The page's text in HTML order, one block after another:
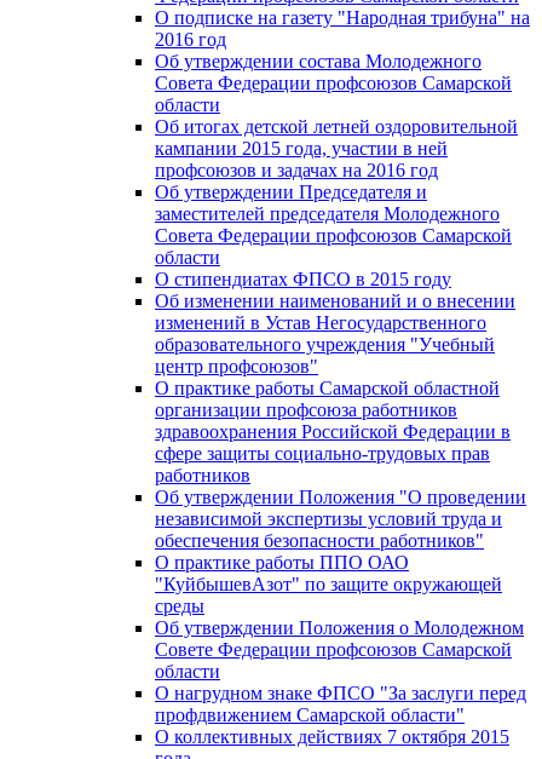
О подписке на газету "Народная трибуна" на
2016 год
Об утверждении состава Молодежного
Совета Федерации профсоюзов Самарской
области
Об итогах детской летней оздоровительной
кампании 2015 года, участии в ней
профсоюзов и задачах на 2016 год
Об утверждении Председателя и
заместителей председателя Молодежного
Совета Федерации профсоюзов Самарской
области
О стипендиатах ФПСО в 2015 году
Об изменении наименований и о внесении
изменений в Устав Негосударственного
образовательного учреждения "Учебный
центр профсоюзов"
О практике работы Самарской областной
организации профсоюза работников
здравоохранения Российской Федерации в
сфере защиты социально-трудовых прав
работников
Об утверждении Положения "О проведении
независимой экспертизы условий труда и
обеспечения безопасности работников"
О практике работы ППО ОАО
"КуйбышевАзот" по защите окружающей
среды
Об утверждении Положения о Молодежном
Совете Федерации профсоюзов Самарской
области
О нагрудном знаке ФПСО "За заслуги перед
профдвижением Самарской области"
О коллективных действиях 7 октября 2015